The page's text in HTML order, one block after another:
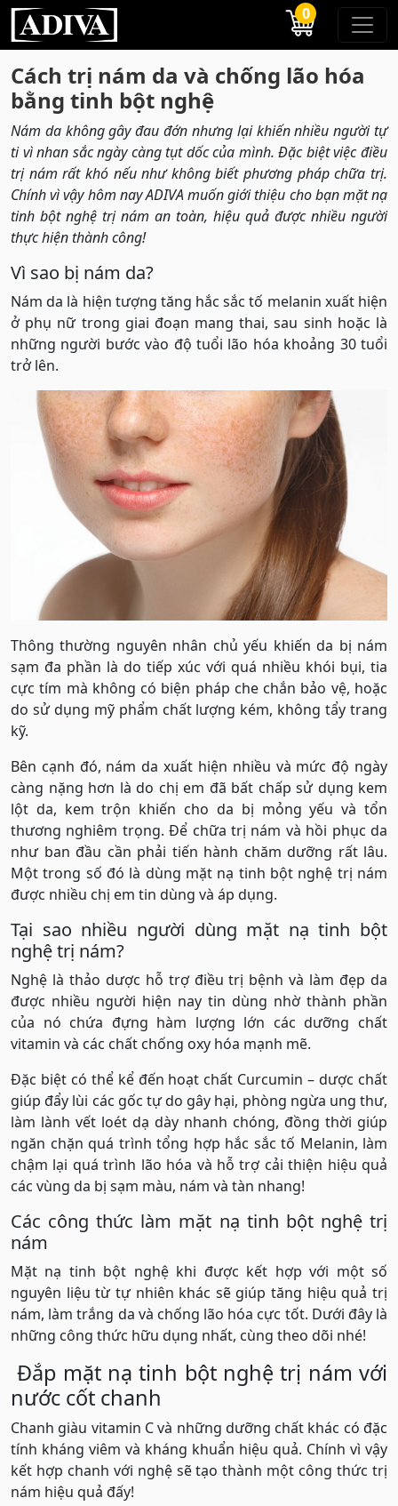
0
Cách trị nám da và chống lão hóa
bằng tinh bột nghệ
Nám da không gây đau đớn nhưng lại khiến nhiều người tự
ti vì nhan sắc ngày càng tụt dốc của mình. Đặc biệt việc điều
trị nám rất khó nếu như không biết phương pháp chữa trị.
Chính vì vậy hôm nay ADIVA muốn giới thiệu cho bạn mặt nạ
tinh bột nghệ trị nám an toàn, hiệu quả được nhiều người
thực hiện thành công!
Vì sao bị nám da?
Nám da là hiện tượng tăng hắc sắc tố melanin xuất hiện
ở phụ nữ trong giai đoạn mang thai, sau sinh hoặc là
những người bước vào độ tuổi lão hóa khoảng 30 tuổi
trở lên.
Thông thường nguyên nhân chủ yếu khiến da bị nám
sạm đa phần là do tiếp xúc với quá nhiều khói bụi, tia
cực tím mà không có biện pháp che chắn bảo vệ, hoặc
do sử dụng mỹ phẩm chất lượng kém, không tẩy trang
kỹ.
Bên cạnh đó, nám da xuất hiện nhiều và mức độ ngày
càng nặng hơn là do chị em đã bất chấp sử dụng kem
lột da, kem trộn khiến cho da bị mỏng yếu và tổn
thương nghiêm trọng. Để chữa trị nám và hồi phục da
như ban đầu cần phải tiến hành chăm dưỡng rất lâu.
Một trong số đó là dùng mặt nạ tinh bột nghệ trị nám
được nhiều chị em tin dùng và áp dụng.
Tại sao nhiều người dùng mặt nạ tinh bột
nghệ trị nám?
Nghệ là thảo dược hỗ trợ điều trị bệnh và làm đẹp da
được nhiều người hiện nay tin dùng nhờ thành phần
của nó chứa đựng hàm lượng lớn các dưỡng chất
vitamin và các chất chống oxy hóa mạnh mẽ.
Đặc biệt có thể kể đến hoạt chất Curcumin – dược chất
giúp đẩy lùi các gốc tự do gây hại, phòng ngừa ung thư,
làm lành vết loét dạ dày nhanh chóng, đồng thời giúp
ngăn chặn quá trình tổng hợp hắc sắc tố Melanin, làm
chậm lại quá trình lão hóa và hỗ trợ cải thiện hiệu quả
các vùng da bị sạm màu, nám và tàn nhang!
Các công thức làm mặt nạ tinh bột nghệ trị
nám
Mặt nạ tinh bột nghệ khi được kết hợp với một số
nguyên liệu từ tự nhiên khác sẽ giúp tăng hiệu quả trị
nám, làm trắng da và chống lão hóa cực tốt. Dưới đây là
những công thức hữu dụng nhất, cùng theo dõi nhé!
Đắp mặt nạ tinh bột nghệ trị nám với
nước cốt chanh
Chanh giàu vitamin C và những dưỡng chất khác có đặc
tính kháng viêm và kháng khuẩn hiệu quả. Chính vì vậy
kết hợp chanh với nghệ sẽ tạo thành một công thức trị
nám hiệu quả đấy!